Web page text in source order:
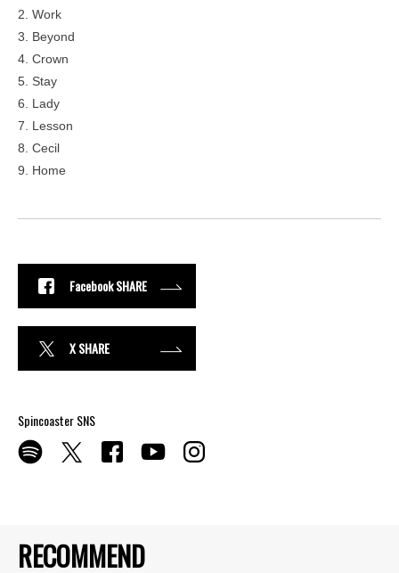
RECOMMEND
2. Work
3. Beyond
4. Crown
5. Stay
6. Lady
7. Lesson
8. Cecil
9. Home
Facebook SHARE
X SHARE
Spincoaster SNS